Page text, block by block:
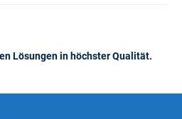
Lösungen in höchster Qualität.